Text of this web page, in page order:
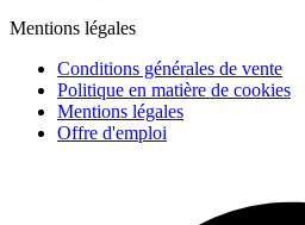
Mentions légales
Conditions générales de vente
Politique en matière de cookies
Mentions légales
Offre d'emploi